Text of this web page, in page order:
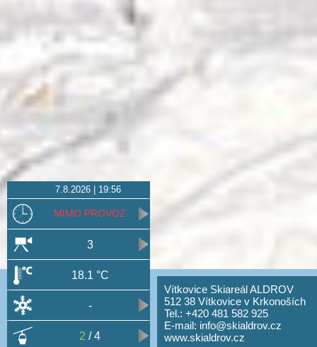
Vítkovice Skiareál ALDROV
512 38 Vítkovice v Krkonoších
Tel.: +420 481 582 925
E-mail: info@skialdrov.cz
www.skialdrov.cz
7.8.2026 | 19:56
MIMO PROVOZ
3
18.1 °C
-
2 / 4